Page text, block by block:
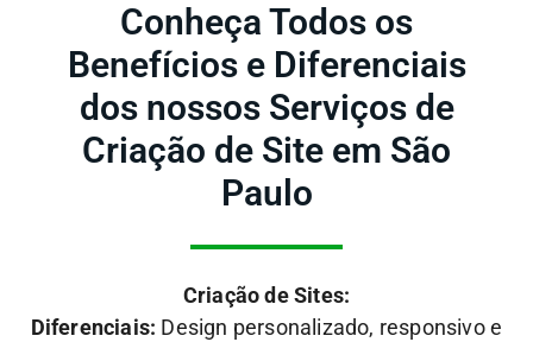
Conheça Todos os
Benefícios e Diferenciais
dos nossos Serviços de
Criação de Site em São
Paulo
Criação de Sites:
Diferenciais: Design personalizado, responsivo e